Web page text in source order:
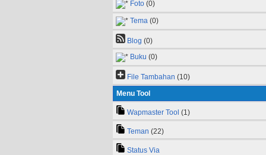
Foto (0)
Tema (0)
Blog (0)
Buku (0)
File Tambahan (10)
Menu Tool
Wapmaster Tool (1)
Teman (22)
Status Via